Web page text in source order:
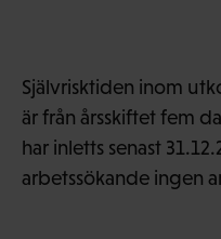
Självrisktiden inom
är från årsskiftet fem
har inletts senast
arbetssökande ingen